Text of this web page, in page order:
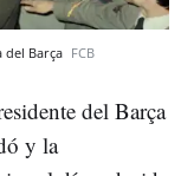
del Barça FCB
del Barça
y la